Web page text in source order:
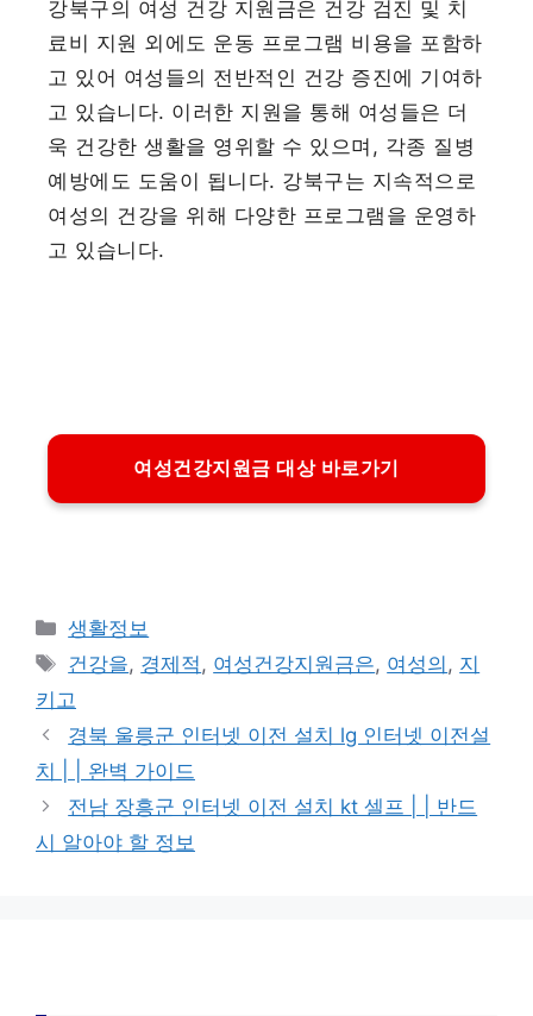
강북구의 여성 건강 지원금은 건강 검진 및 치
료비 지원 외에도 운동 프로그램 비용을 포함하
고 있어 여성들의 전반적인 건강 증진에 기여하
고 있습니다. 이러한 지원을 통해 여성들은 더
욱 건강한 생활을 영위할 수 있으며, 각종 질병
예방에도 도움이 됩니다. 강북구는 지속적으로
여성의 건강을 위해 다양한 프로그램을 운영하
고 있습니다.
여성건강지원금 대상 바로가기
카
테
리
생활정보
태
그
건강을, 경제적 , 여성건강지원금은, 여성의 , 지
키고
경북 울릉군 인터넷 이전 설치 lg 인터넷 이전설
치 | | 완벽 가이드
전남 장흥군 인터넷 이전 설치 kt 셀프 | | 반드
시 알아야 할 정보